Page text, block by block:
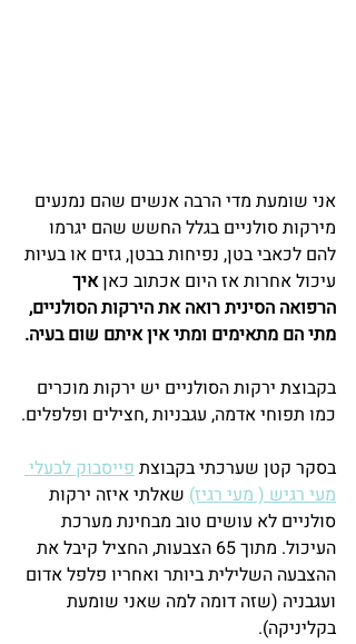
אני שומעת מדי הרבה אנשים שהם נמנעים
מירקות סולניים בגלל החשש שהם יגרמו
להם לכאבי בטן, נפיחות בבטן, גזים או בעיות
עיכול אחרות אז היום אכתוב כאן איך
הרפואה הסינית רואה את הירקות הסולניים,
מתי הם מתאימים ומתי אין איתם שום בעיה.
בקבוצת ירקות הסולניים יש ירקות מוכרים
כמו תפוחי אדמה, עגבניות ,חצילים ופלפלים.
בסקר קטן שערכתי בקבוצת פייסבוק לבעלי
מעי רגיש ( מעי רגיז) שאלתי איזה ירקות
סולניים לא עושים טוב מבחינת מערכת
העיכול. מתוך 65 הצבעות, החציל קיבל את
ההצבעה השלילית ביותר ואחריו פלפל אדום
ועגבניה (שזה דומה למה שאני שומעת
בקליניקה).